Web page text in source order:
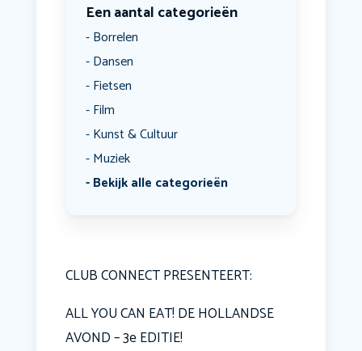
Een aantal categorieën
Borrelen
Dansen
Fietsen
Film
Kunst & Cultuur
Muziek
Bekijk alle categorieën
CLUB CONNECT PRESENTEERT:
ALL YOU CAN EAT! DE HOLLANDSE
AVOND – 3e EDITIE!